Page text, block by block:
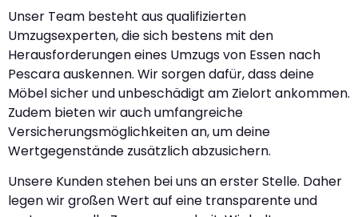
Unser Team besteht aus qualifizierten
Umzugsexperten, die sich bestens mit den
Herausforderungen eines Umzugs von Essen nach
Pescara auskennen. Wir sorgen dafür, dass deine
Möbel sicher und unbeschädigt am Zielort ankommen.
Zudem bieten wir auch umfangreiche
Versicherungsmöglichkeiten an, um deine
Wertgegenstände zusätzlich abzusichern.
Unsere Kunden stehen bei uns an erster Stelle. Daher
legen wir großen Wert auf eine transparente und